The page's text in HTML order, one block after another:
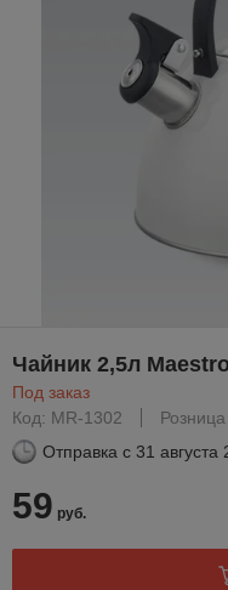
Чайник 2,5л
Под заказ
Код: MR-1302
Розница
Отправка с 31 августа
59 руб.